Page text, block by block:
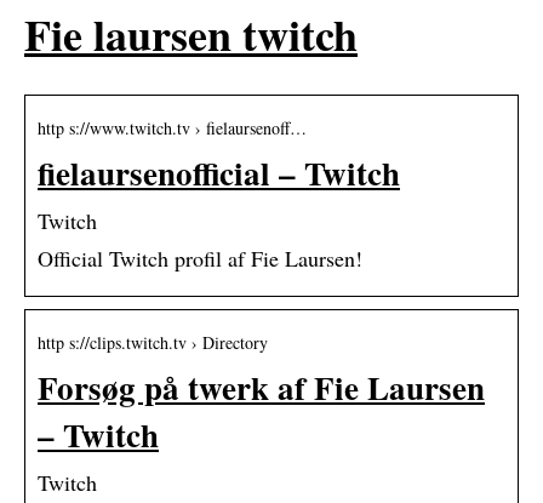
Fie laursen twitch
http s://www.twitch.tv › fielaursenoff…
fielaursenofficial – Twitch
Twitch
Official Twitch profil af Fie Laursen!
http s://clips.twitch.tv › Directory
Forsøg på twerk af Fie Laursen
– Twitch
Twitch